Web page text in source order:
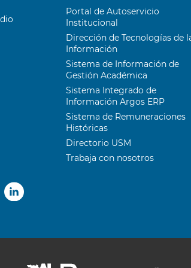
Portal de Autoservicio
Institucional
Dirección de Tecnologías de
Información
Sistema de Información de
Gestión Académica
Sistema Integrado de
Información Argos ERP
Sistema de Remuneraciones
Históricas
Directorio USM
Trabaja con nosotros